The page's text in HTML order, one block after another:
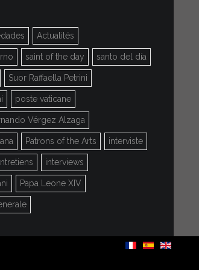
Actualités
saint of the day santo del día
Suor Raffaella Petrini
poste vaticane
Vérgez Alzaga
Patrons of the Arts interviste
interviews
Papa Leone XIV